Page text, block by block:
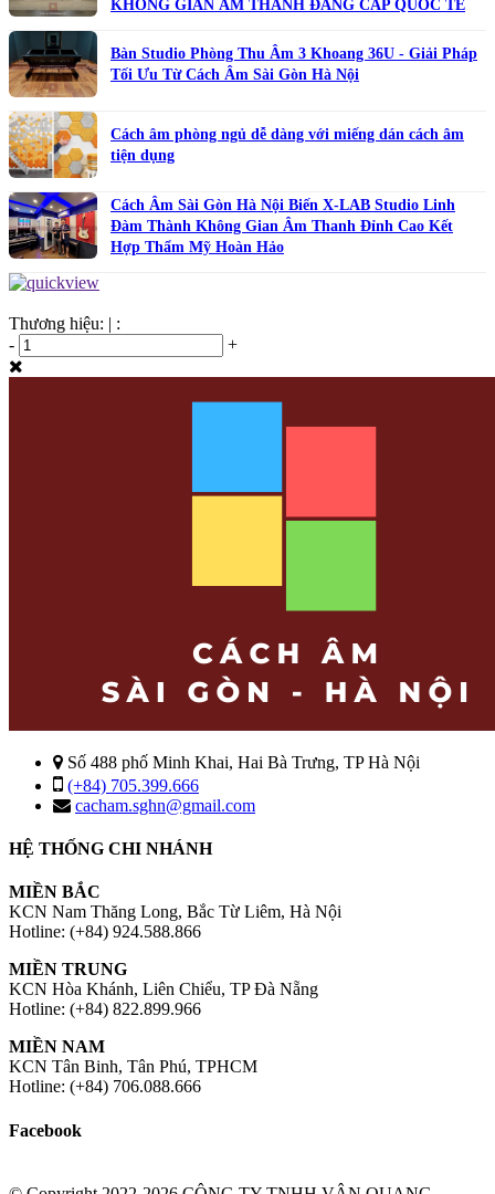
KHÔNG GIAN ÂM THANH ĐẲNG CẤP QUỐC TẾ
Bàn Studio Phòng Thu Âm 3 Khoang 36U - Giải Pháp
Tối Ưu Từ Cách Âm Sài Gòn Hà Nội
Cách âm phòng ngủ dễ dàng với miếng dán cách âm
tiện dụng
Cách Âm Sài Gòn Hà Nội Biến X-LAB Studio Linh
Đàm Thành Không Gian Âm Thanh Đỉnh Cao Kết
Hợp Thẩm Mỹ Hoàn Hảo
Thương hiệu: | :
-
+
Số 488 phố Minh Khai, Hai Bà Trưng, TP Hà Nội
(+84) 705.399.666
cacham.sghn@gmail.com
HỆ THỐNG CHI NHÁNH
MIỀN BẮC
KCN Nam Thăng Long, Bắc Từ Liêm, Hà Nội
Hotline: (+84) 924.588.866
MIỀN TRUNG
KCN Hòa Khánh, Liên Chiểu, TP Đà Nẵng
Hotline: (+84) 822.899.966
MIỀN NAM
KCN Tân Binh, Tân Phú, TPHCM
Hotline: (+84) 706.088.666
Facebook